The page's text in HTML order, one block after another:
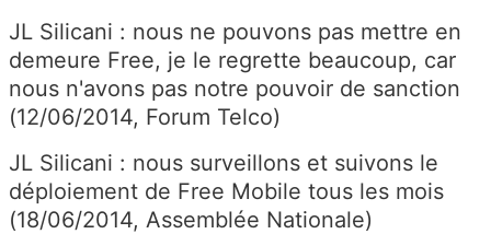
JL Silicani : nous ne pouvons pas mettre en
demeure Free, je le regrette beaucoup, car
nous n'avons pas notre pouvoir de sanction
(12/06/2014, Forum Telco)
JL Silicani : nous surveillons et suivons le
déploiement de Free Mobile tous les mois
(18/06/2014, Assemblée Nationale)